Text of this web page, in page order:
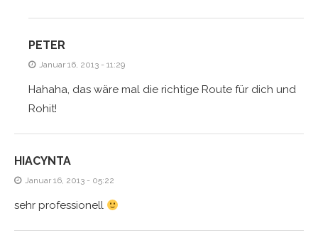
PETER
Januar 16, 2013 - 11:29
Hahaha, das wäre mal die richtige Route für dich und
Rohit!
HIACYNTA
Januar 16, 2013 - 05:22
sehr professionell